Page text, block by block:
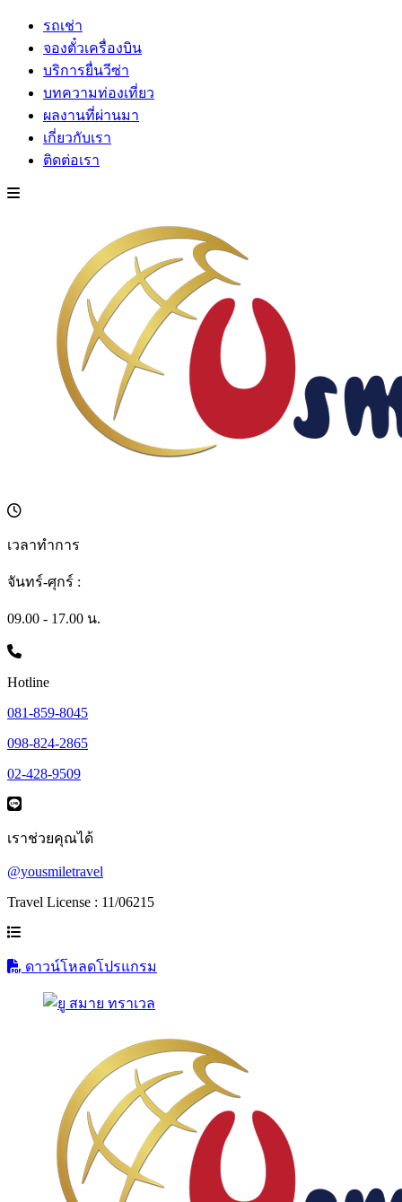
รถเช่า
จองตั๋วเครื่องบิน
บริการยื่นวีซ่า
บทความท่องเที่ยว
ผลงานที่ผ่านมา
เกี่ยวกับเรา
ติดต่อเรา
เวลาทำการ
จันทร์-ศุกร์ :
09.00 - 17.00 น.
Hotline
081-859-8045
098-824-2865
02-428-9509
เราช่วยคุณได้
@yousmiletravel
Travel License : 11/06215
ดาวน์โหลดโปรแกรม